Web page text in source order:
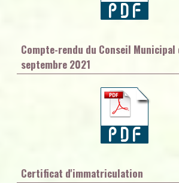
Compte-rendu du Conseil Municipal
septembre 2021
Certificat d'immatriculation